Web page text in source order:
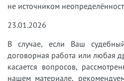
не источником
23.01.2026
В случае, если Ваш
договорная работа или любая
касается вопросов,
нашем материале,